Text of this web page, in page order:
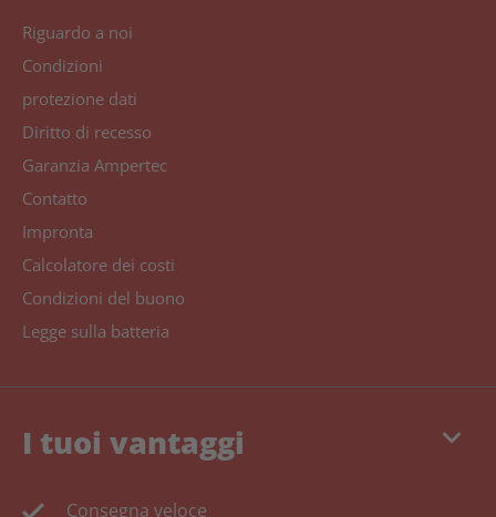
Riguardo a noi
Condizioni
protezione dati
Diritto di recesso
Garanzia Ampertec
Contatto
Impronta
Calcolatore dei costi
Condizioni del buono
Legge sulla batteria
keyboard_arrow_down
I tuoi vantaggi
Consegna veloce